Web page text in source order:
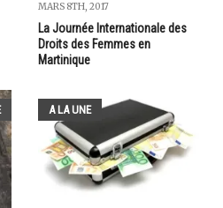
MARS 8TH, 2017
La Journée Internationale des
Droits des Femmes en
Martinique
A LA UNE